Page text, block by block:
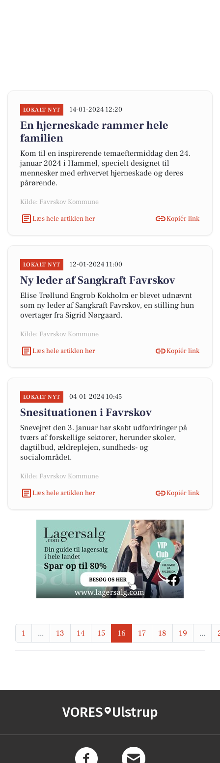
LOKALT NYT 14-01-2024 12:20
En hjerneskade rammer hele
familien
Kom til en inspirerende temaeftermiddag den 24.
januar 2024 i Hammel, specielt designet til
mennesker med erhvervet hjerneskade og deres
pårørende.
Kilde: Favrskov Kommune
Læs hele artiklen her
Kopiér link
LOKALT NYT 12-01-2024 11:00
Ny leder af Sangkraft Favrskov
Elise Trøllund Engrob Kokholm er blevet udnævnt
som ny leder af Sangkraft Favrskov, en stilling hun
overtager fra Sigrid Nørgaard.
Kilde: Favrskov Kommune
Læs hele artiklen her
Kopiér link
LOKALT NYT 04-01-2024 10:45
Snesituationen i Favrskov
Snevejret den 3. januar har skabt udfordringer på
tværs af forskellige sektorer, herunder skoler,
dagtilbud, ældreplejen, sundheds- og
socialområdet.
Kilde: Favrskov Kommune
Læs hele artiklen her
Kopiér link
1 ... 13 14 15 16 17 18 19 ...
VORES Ulstrup